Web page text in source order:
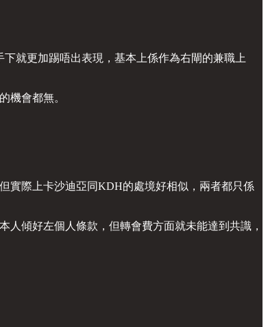
就更加踢唔出表現，基本上係作為右閘的兼職上
機會都無。
實際上卡沙迪亞同KDH的處境好相似，兩者都只係
傾好左個人條款，但轉會費方面就未能達到共識，